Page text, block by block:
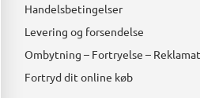
Handelsbetingelser
Levering og forsendelse
Ombytning – Fortryelse –
Fortryd dit online køb